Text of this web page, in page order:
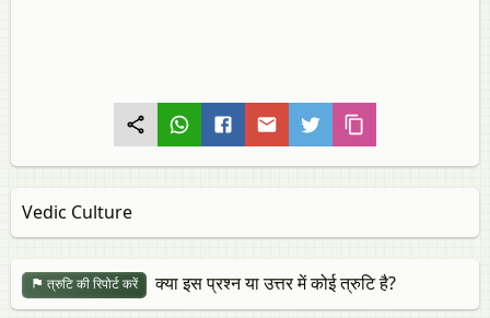
Vedic Culture
त्रुटि की रिपोर्ट करें क्या इस प्रश्न या उत्तर में कोई त्रुटि है?